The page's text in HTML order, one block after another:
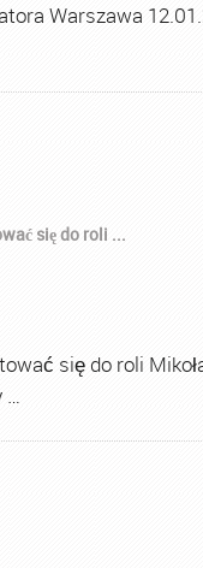
Warszawa
się do roli ...
się do roli
…